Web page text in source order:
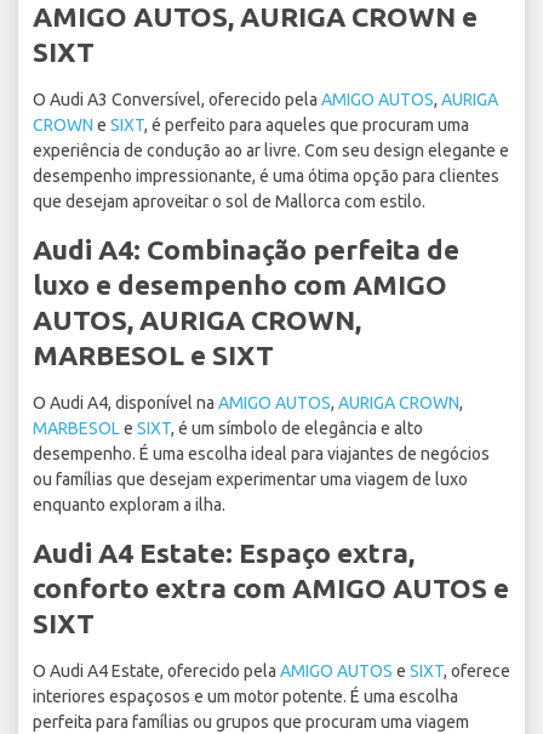
AMIGO AUTOS, AURIGA CROWN e
SIXT
O Audi A3 Conversível, oferecido pela AMIGO AUTOS, AURIGA
CROWN e SIXT, é perfeito para aqueles que procuram uma
experiência de condução ao ar livre. Com seu design elegante e
desempenho impressionante, é uma ótima opção para clientes
que desejam aproveitar o sol de Mallorca com estilo.
Audi A4: Combinação perfeita de
luxo e desempenho com AMIGO
AUTOS, AURIGA CROWN,
MARBESOL e SIXT
O Audi A4, disponível na AMIGO AUTOS, AURIGA CROWN,
MARBESOLe SIXT, é um símbolo de elegância e alto
desempenho. É uma escolha ideal para viajantes de negócios
ou famílias que desejam experimentar uma viagem de luxo
enquanto exploram a ilha.
Audi A4 Estate: Espaço extra,
conforto extra com AMIGO AUTOS e
SIXT
O Audi A4 Estate, oferecido pela AMIGO AUTOS e SIXT, oferece
interiores espaçosos e um motor potente. É uma escolha
perfeita para famílias ou grupos que procuram uma viagem